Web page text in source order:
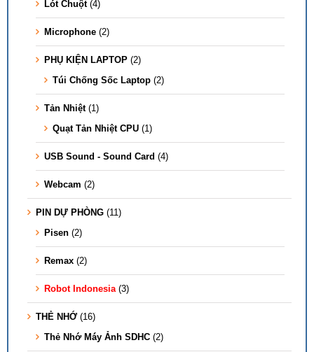
Lót Chuột (4)
Microphone (2)
PHỤ KIỆN LAPTOP (2)
Túi Chống Sốc Laptop (2)
Tản Nhiệt (1)
Quạt Tản Nhiệt CPU (1)
USB Sound - Sound Card (4)
Webcam (2)
PIN DỰ PHÒNG (11)
Pisen (2)
Remax (2)
Robot Indonesia (3)
THẺ NHỚ (16)
Thẻ Nhớ Máy Ảnh SDHC (2)